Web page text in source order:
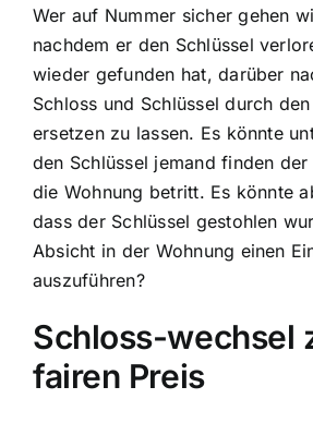
Wer auf Nummer sicher gehen
nachdem er den Schlüssel
wieder gefunden hat, darüber
Schloss und Schlüssel durch
ersetzen zu lassen. Es könnte
den Schlüssel jemand finden
die Wohnung betritt. Es könnte
dass der Schlüssel gestohlen
Absicht in der Wohnung einen
auszuführen?
Schloss-wechsel
fairen Preis